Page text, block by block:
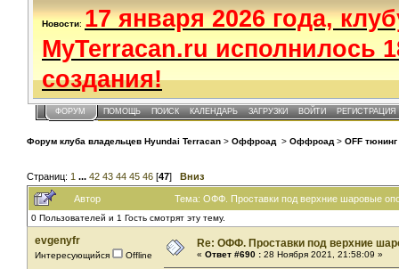
Новости: 17 января 2026 года,
MyTerracan.ru исполнилось
создания!
ФОРУМ ПОМОЩЬ ПОИСК КАЛЕНДАРЬ ЗАГРУЗКИ ВОЙТИ РЕГИСТРАЦИЯ
Форум клуба владельцев Hyundai Terracan > Оффроад > Оффроад > OFF тюнинг
Страниц: 1 ... 42 43 44 45 46 [47] Вниз
Автор Тема: ОФФ. Проставки под верхние шаровые
0 Пользователей и 1 Гость смотрят эту тему.
evgenyfr
Интересующийся
Offline
Re: ОФФ. Проставки под верхние
« Ответ #690 : 28 Ноября 2021, 21:58:09 »